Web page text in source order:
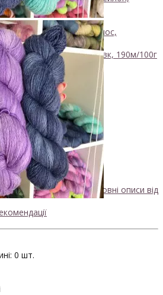
50% шовк 50% меринос,
Новинка!
100% буретный шовк, 190м/100г
вовна
мохером
в'язаних моделей
+
пряжі
+
описи моделей
виробів та безкоштовні описи від
0 шт.